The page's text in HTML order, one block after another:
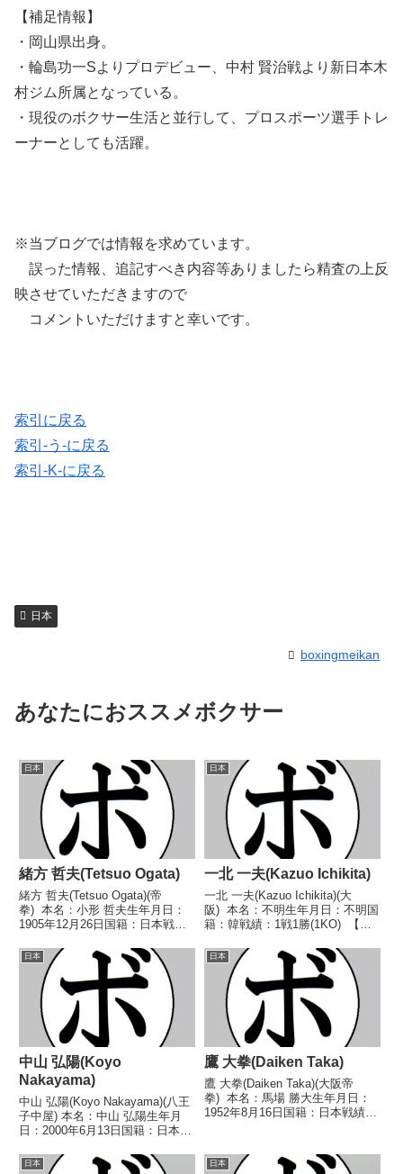
【補足情報】
・岡山県出身。
・輪島功一Sよりプロデビュー、中村 賢治戦より新日本木
村ジム所属となっている。
・現役のボクサー生活と並行して、プロスポーツ選手トレ
ーナーとしても活躍。
※当ブログでは情報を求めています。
誤った情報、追記すべき内容等ありましたら精査の上反
映させていただきますので
コメントいただけますと幸いです。
索引に戻る
索引-う-に戻る
索引-K-に戻る
日本
boxingmeikan
あなたにおススメボクサー
日本
緒方 哲夫(Tetsuo Ogata)
緒方 哲夫(Tetsuo Ogata)(帝
拳) 本名：小形 哲夫生年月日：
1905年12月26日国籍：日本戦
ル】第3代日本ライト級王
座 【戦歴】■1927年度明治神宮
大会ライト級決勝1927/11/03 ...
日本
一北 一夫(Kazuo Ichikita)
一北 一夫(Kazuo Ichikita)(大
阪) 本名：不明生年月日：不明国
籍：韓戦績：1戦1勝(1KO) 【獲
1945/12/05 ○3RKO 関 良知(東
京) 【補足情報】・戦前にも活
躍したと思われ...
日本
中山 弘陽(Koyo
Nakayama)
中山 弘陽(Koyo Nakayama)(八王
子中屋) 本名：中山 弘陽生年月
日：2000年6月13日国籍：日本戦
タイトル】なし 【戦歴】
日本
鷹 大拳(Daiken Taka)
鷹 大拳(Daiken Taka)(大阪帝
拳) 本名：馬場 勝大生年月日：
1952年8月16日国籍：日本戦績：
人王 【戦歴】1976/09/18 ●4R
判定 (採点...
日本 日本